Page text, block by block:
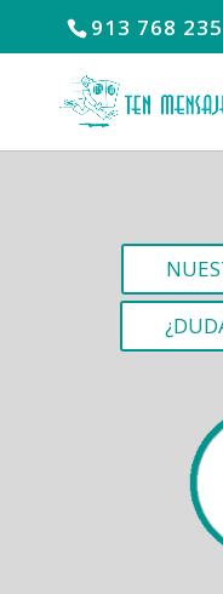
913 768 235